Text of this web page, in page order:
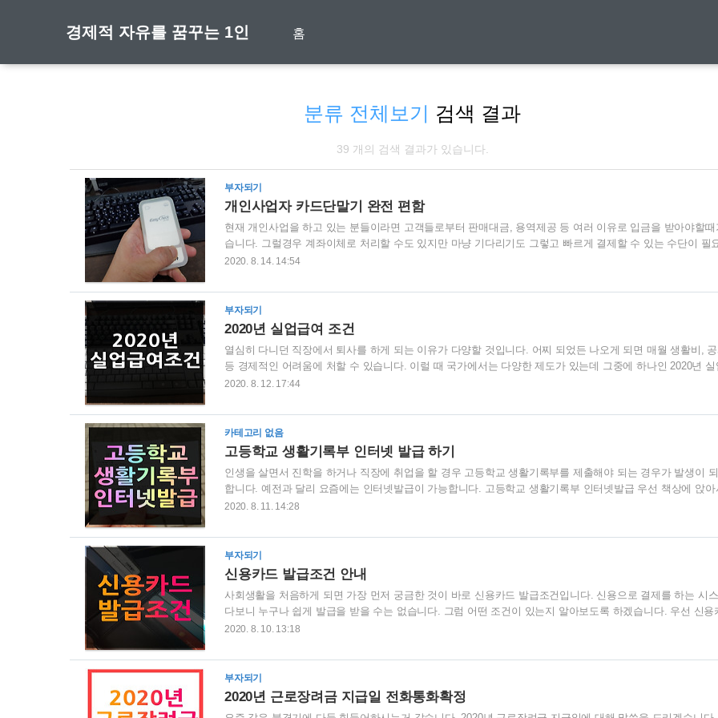
경제적 자유를 꿈꾸는 1인 홈
분류 전체보기 검색 결과
39 개의 검색 결과가 있습니다.
부자되기
개인사업자 카드단말기 완전 편함
현재 개인사업을 하고 있는 분들이라면 고객들로부터 판매대금, 용역제공 등 여러 이유로 입금을 받아야할때
습니다. 그럴경우 계좌이체로 처리할 수도 있지만 마냥 기다리기도 그렇고 빠르게 결제할 수 있는 수단이 필
게 현실입니다. 이에 오늘은 개인사업자 카드단말기 사용후기에 대해 말씀드리겠습니다. 개인사업자 카드단
기가 어려웠습니다 .하지만 요즘은 스마트폰에 블루투스를 연결해서 사용하는 분들이 많아졌습니다. 2. 통신
관리비, 추가비가 있는지 확인을 해야 됩니다. 5년전 사용했던 단말기는 처음 개통시 기기값, 통신비, 관리비
모두 청구를 했던 기억이 있습니다. 현재는 이지체크를 사용하고..
2020. 8. 14. 14:54
부자되기
2020년 실업급여 조건
열심히 다니던 직장에서 퇴사를 하게 되는 이유가 다양할 것입니다. 어찌 되었든 나오게 되면 매월 생활비,
등 경제적인 어려움에 처할 수 있습니다. 이럴 때 국가에서는 다양한 제도가 있는데 그중에 하나인 2020년 실
여 조건에 대해 알아보는 시간을 가져보겠습니다. 2020년 실업급여조건 실업급여를 받기 위해서는 몇가지 조
180일 이상이어야 됩니다. 열심히 일하고자 하는 의지가 있고 노력을 했음에도 미취업 상태 내 의지가 아닌
수 없이 회사를 가만두게 된 경우 3가지가 기본 조건에 해당됩니다. 여기서 중요한 점을 하나 말씀드리면 퇴사
유가 아래와 같으면 자발적 사유에 해당되더라..
2020. 8. 12. 17:44
카테고리 없음
고등학교 생활기록부 인터넷 발급 하기
인생을 살면서 진학을 하거나 직장에 취업을 할 경우 고등학교 생활기록부를 제출해야 되는 경우가 발생이
합니다. 예전과 달리 요즘에는 인터넷발급이 가능합니다. 고등학교 생활기록부 인터넷발급 우선 책상에 앉아
퓨터를 킨 후에 나이스 대국민서비스 홈페이지로 접속을 합니다. 학부모, 학생을 위한 다양한 민원서비스를 이
보입니다. 여기서 화살표로 표기해둔 홈에듀민원서비스로 들어갑니다. 위와같이 시도교육청 선택화면이 보
졸업한 고등학교 지역을 선택하면 되겠습니다. 홈에듀민원서비스 페이지로 연결이 되고 여기서 오른쪽 메뉴
라인발급민원 - 학교생활기록부로 들어갑니다. 발급을 위해서는 공인인증서..
2020. 8. 11. 14:28
부자되기
신용카드 발급조건 안내
사회생활을 처음하게 되면 가장 먼저 궁금한 것이 바로 신용카드 발급조건입니다. 신용으로 결제를 하는 시
다보니 누구나 쉽게 발급을 받을 수는 없습니다. 그럼 어떤 조건이 있는지 알아보도록 하겠습니다. 우선 신용
발급을 위해서는 여러 절차가 있습니다. 본인확인을 한 후에 발급불가조건에 해당되는지 조회가 들어갑니다.
드 발급조건은 신용대출심사라고 보시면 됩니다. 이로 인해 발급받는 자의 결제능력이 있는지를 깐깐하게 확
합니다. 1. 나이는 만20세 이상이어야 됩니다. 다만 만18세 이상이어도 재직 증명을 할 수 있다면 발급가능합
2. 신용등급이 1~6등급 이내여야 합니다. 만약 ..
2020. 8. 10. 13:18
부자되기
2020년 근로장려금 지급일 전화통화확정